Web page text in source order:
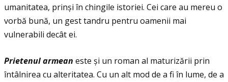
umanitatea, prinși în chingile istoriei. Cei care au mereu o
vorbă bună, un gest tandru pentru oamenii mai
vulnerabili decât ei.
Prietenul armean este și un roman al maturizării prin
întâlnirea cu alteritatea. Cu un alt mod de a fi în lume, de a